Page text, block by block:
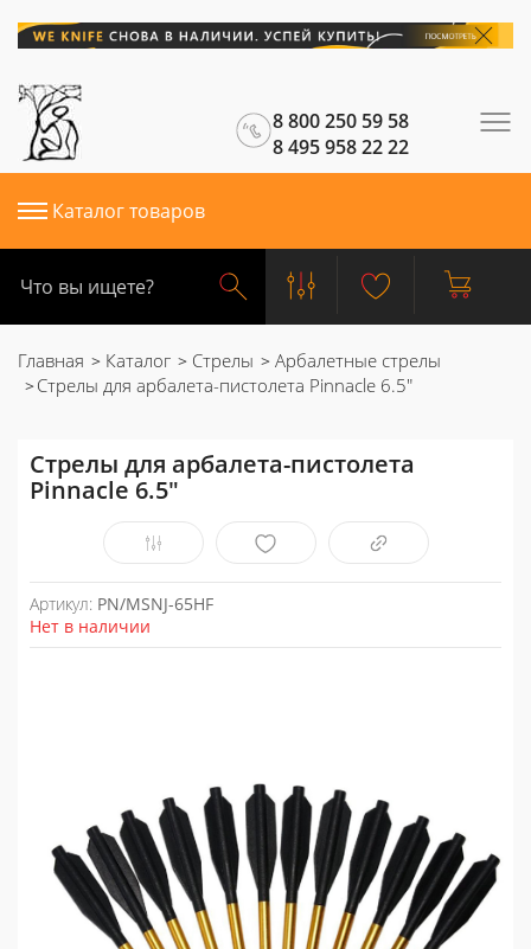
8 800 250 59 58
8 495 958 22 22
Каталог товаров
Главная Каталог Стрелы
Арбалетные стрелы
Стрелы для арбалета-пистолета Pinnacle 6.5"
Стрелы для арбалета-пистолета
Pinnacle 6.5"
Артикул: PN/MSNJ-65HF
Нет в наличии